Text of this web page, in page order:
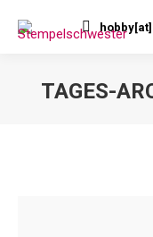
TAGES-